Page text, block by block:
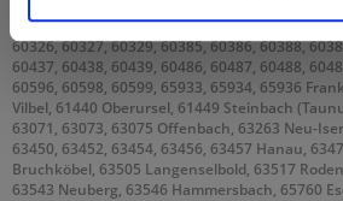
60308, 60311, 60313, 60314, 60316, 60318,
60326, 60327, 60329, 60385, 60386, 60388,
60437, 60438, 60439, 60486, 60487, 60488,
60596, 60598, 60599, 65933, 65934, 65936
Vilbel, 61440 Oberursel, 61449 Steinbach
63071, 63073, 63075 Offenbach, 63263 Neu-
63450, 63452, 63454, 63456, 63457 Hanau,
Bruchköbel, 63505 Langenselbold, 63517
63543 Neuberg, 63546 Hammersbach, 65760